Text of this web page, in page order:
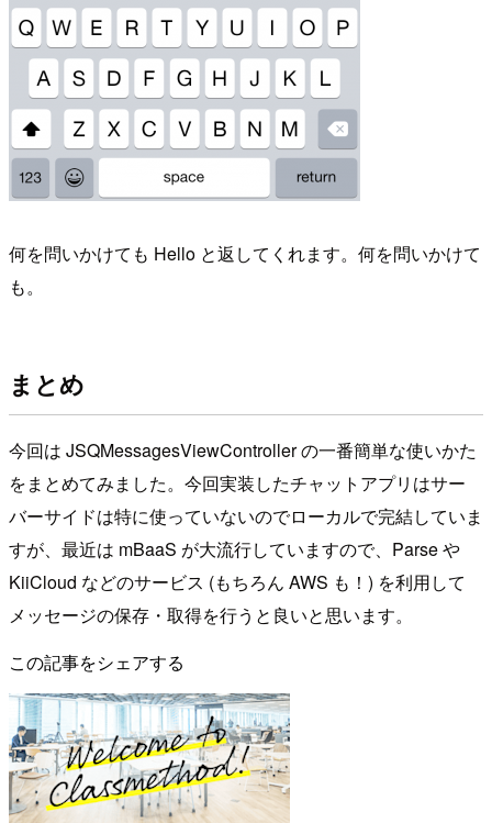
何を問いかけても Hello と返してくれます。何を問いかけて
も。
まとめ
今回は JSQMessagesViewController の一番簡単な使いかた
をまとめてみました。今回実装したチャットアプリはサー
バーサイドは特に使っていないのでローカルで完結していま
すが、最近は mBaaS が大流行していますので、Parse や
KiiCloud などのサービス (もちろん AWS も！) を利用して
メッセージの保存・取得を行うと良いと思います。
この記事をシェアする